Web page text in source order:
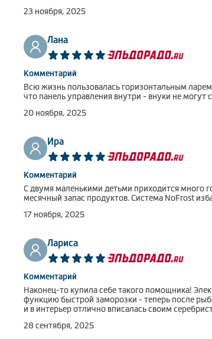
23 ноября, 2025
Лана
Комментарий
Всю жизнь пользовалась горизонтальным
что панель управления внутри - внуки не могут
20 ноября, 2025
Ира
Комментарий
С двумя маленькими детьми приходится много
месячный запас продуктов. Система NoFrost
17 ноября, 2025
Лариса
Комментарий
Наконец-то купила себе такого помощника!
функцию быстрой заморозки - теперь после
и в интерьер отлично вписалась своим
28 сентября, 2025